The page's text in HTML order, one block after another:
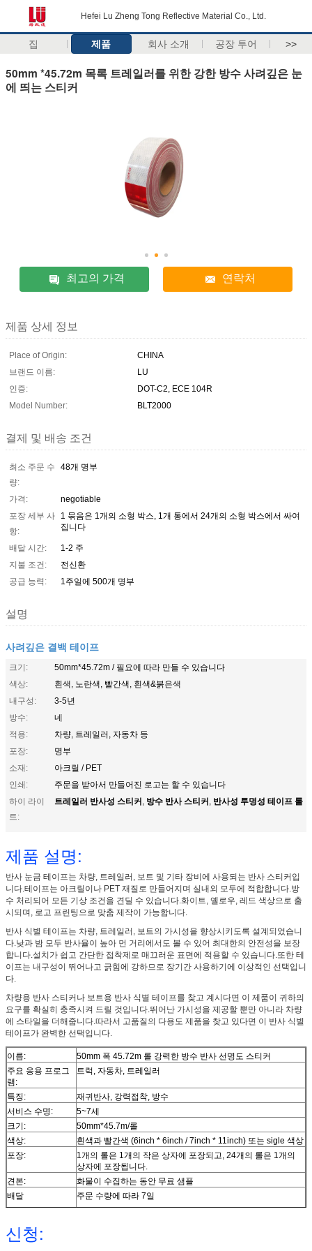
Hefei Lu Zheng Tong Reflective Material Co., Ltd.
집 제품 회사 소개 공장 투어 >>
50mm *45.72m 목록 트레일러를 위한 강한 방수 사려깊은 눈
에 띄는 스티커
최고의 가격 연락처
제품 상세 정보
Place of Origin:
CHINA
브랜드 이름:
LU
인증:
DOT-C2, ECE 104R
Model Number:
BLT2000
결제 및 배송 조건
최소 주문 수
량:
48개 명부
가격:
negotiable
포장 세부 사
항:
1 묶음은 1개의 소형 박스, 1개 통에서 24개의 소형 박스에서 싸여
집니다
배달 시간:
1-2 주
지불 조건:
전신환
공급 능력:
1주일에 500개 명부
설명
사려깊은 결백 테이프
크기:
50mm*45.72m / 필요에 따라 만들 수 있습니다
색상:
흰색, 노란색, 빨간색, 흰색&붉은색
내구성:
3-5년
방수:
네
적용:
차량, 트레일러, 자동차 등
포장:
명부
소재:
아크릴 / PET
인쇄:
주문을 받아서 만들어진 로고는 할 수 있습니다
하이 라이
트:
트레일러 반사성 스티커, 방수 반사 스티커, 반사성 투명성 테이프 롤
제품 설명:
반사 눈금 테이프는 차량, 트레일러, 보트 및 기타 장비에 사용되는 반사 스티커입
니다.테이프는 아크릴이나 PET 재질로 만들어지며 실내외 모두에 적합합니다.방
수 처리되어 모든 기상 조건을 견딜 수 있습니다.화이트, 옐로우, 레드 색상으로 출
시되며, 로고 프린팅으로 맞춤 제작이 가능합니다.
반사 식별 테이프는 차량, 트레일러, 보트의 가시성을 향상시키도록 설계되었습니
다.낮과 밤 모두 반사율이 높아 먼 거리에서도 볼 수 있어 최대한의 안전성을 보장
합니다.설치가 쉽고 간단한 접착제로 매끄러운 표면에 적용할 수 있습니다.또한 테
이프는 내구성이 뛰어나고 긁힘에 강하므로 장기간 사용하기에 이상적인 선택입니
다.
차량용 반사 스티커나 보트용 반사 식별 테이프를 찾고 계시다면 이 제품이 귀하의
요구를 확실히 충족시켜 드릴 것입니다.뛰어난 가시성을 제공할 뿐만 아니라 차량
에 스타일을 더해줍니다.따라서 고품질의 다용도 제품을 찾고 있다면 이 반사 식별
테이프가 완벽한 선택입니다.
이름:
50mm 폭 45.72m 롤 강력한 방수 반사 선명도 스티커
주요 응용 프로그
램:
트럭, 자동차, 트레일러
특징:
재귀반사, 강력접착, 방수
서비스 수명:
5~7세
크기:
50mm*45.7m/롤
색상:
흰색과 빨간색 (6inch * 6inch / 7inch * 11inch) 또는 sigle 색상
포장:
1개의 롤은 1개의 작은 상자에 포장되고, 24개의 롤은 1개의
상자에 포장됩니다.
견본:
화물이 수집하는 동안 무료 샘플
배달
주문 수량에 따라 7일
신청: